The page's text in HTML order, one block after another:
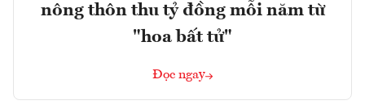
nông thôn thu tỷ đồng mỗi năm từ
"hoa bất tử"
Đọc ngay